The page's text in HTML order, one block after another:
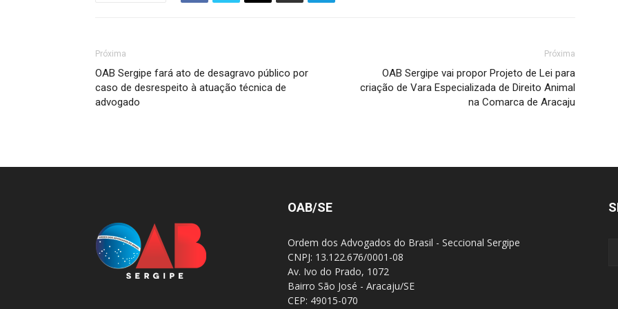
Próxima
OAB Sergipe fará ato de desagravo público por
caso de desrespeito à atuação técnica de
advogado
Próxima
OAB Sergipe vai propor Projeto de Lei para
criação de Vara Especializada de Direito Animal
na Comarca de Aracaju
OAB/SE
Ordem dos Advogados do Brasil - Seccional Sergipe
CNPJ: 13.122.676/0001-08
Av. Ivo do Prado, 1072
Bairro São José - Aracaju/SE
CEP: 49015-070